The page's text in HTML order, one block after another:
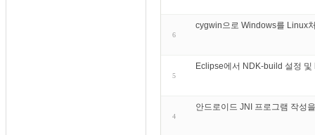
6
cygwin으로 Windows를 Linux
5
Eclipse에서 NDK-build 설정
4
안드로이드 JNI 프로그램 작성